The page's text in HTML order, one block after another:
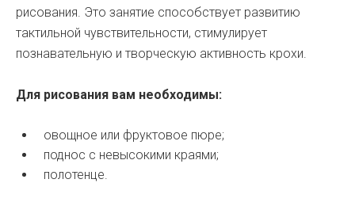
рисования. Это занятие способствует развитию
тактильной чувствительности, стимулирует
познавательную и творческую активность крохи.
Для рисования вам необходимы:
овощное или фруктовое пюре;
поднос с невысокими краями;
полотенце.